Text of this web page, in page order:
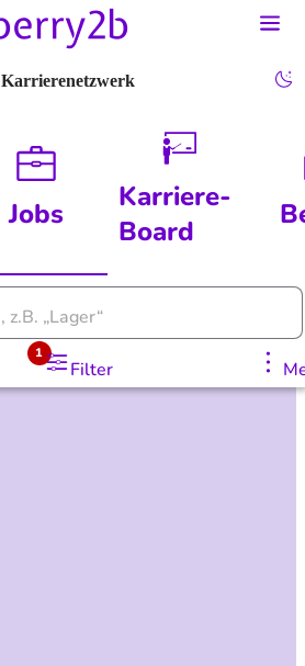
Karrierenetzwerk
Jobs
Karriere-
Board
Filter
1